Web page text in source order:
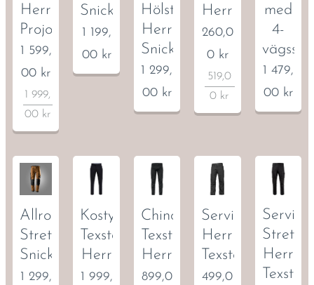
Herr
Projob
1 599,
00 kr
1 999,
00 kr
Snickers
1 199,
00kr
Hölster
Herr
Snickers
1 299,
00kr
Herr
260,0
0kr
519,0
0 kr
med
4-
1 479,
00kr
Allround
StretchByxa
Snickers
1 299,
Kostymbyxor
Texstar
Herr
1 999,
Chinos
Texstar
Herr
899,0
Servicebyxa
Herr
Texstar
499,0
Stretch
Herr
Texstar